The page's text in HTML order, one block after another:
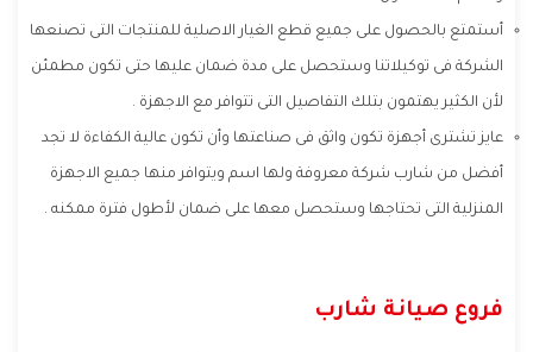
أستمتع بالحصول على جميع قطع الغيار الاصلية للمنتجات التى تصنعها
الشركة فى توكيلاتنا وستحصل على مدة ضمان عليها حتى تكون مطمئن
لأن الكثير يهتمون بتلك التفاصيل التى تتوافر مع الاجهزة .
عايز تشترى أجهزة تكون واثق فى صناعتها وأن تكون عالية الكفاءة لا تجد
أفضل من شارب شركة معروفة ولها اسم ويتوافر منها جميع الاجهزة
المنزلية التى تحتاجها وستحصل معها على ضمان لأطول فترة ممكنه .
فروع صيانة شارب